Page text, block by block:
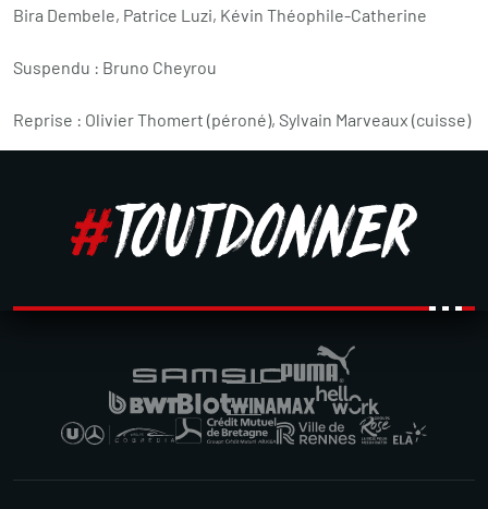
Bira Dembele, Patrice Luzi, Kévin Théophile-Catherine
Suspendu : Bruno Cheyrou
Reprise : Olivier Thomert (péroné), Sylvain Marveaux (cuisse)